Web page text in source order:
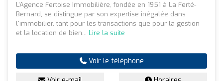
L'Agence Fertoise Immobilière, fondée en 1951 à La Ferté-
Bernard, se distingue par son expertise inégalée dans
l'immobilier, tant pour les transactions que pour la gestion
et la location de bien... Lire la suite
Voir le téléphone